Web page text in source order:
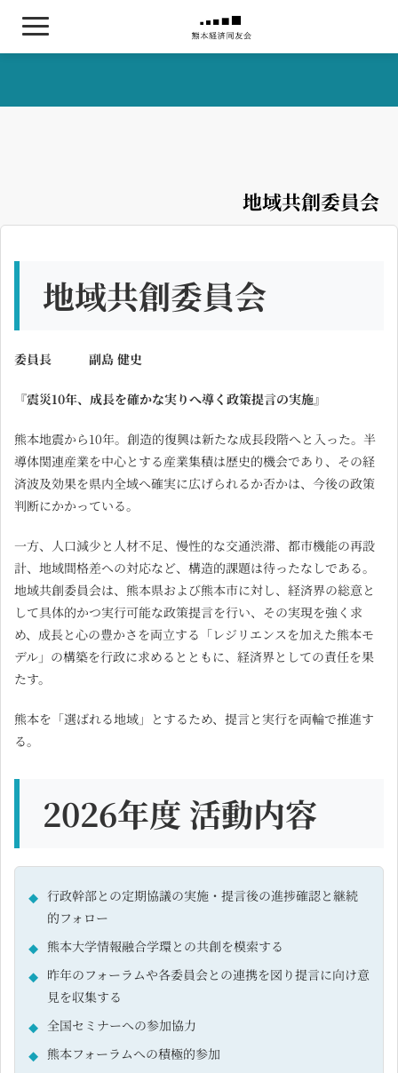
地域共創委員会
地域共創委員会
委員長 副島 健史
『震災10年、成長を確かな実りへ導く政策提言の実施』
熊本地震から10年。創造的復興は新たな成長段階へと入った。半
導体関連産業を中心とする産業集積は歴史的機会であり、その経
済波及効果を県内全域へ確実に広げられるか否かは、今後の政策
判断にかかっている。
一方、人口減少と人材不足、慢性的な交通渋滞、都市機能の再設
計、地域間格差への対応など、構造的課題は待ったなしである。
地域共創委員会は、熊本県および熊本市に対し、経済界の総意と
して具体的かつ実行可能な政策提言を行い、その実現を強く求
め、成長と心の豊かさを両立する「レジリエンスを加えた熊本モ
デル」の構築を行政に求めるとともに、経済界としての責任を果
たす。
熊本を「選ばれる地域」とするため、提言と実行を両輪で推進す
る。
2026年度 活動内容
行政幹部との定期協議の実施・提言後の進捗確認と継続
的フォロー
熊本大学情報融合学環との共創を模索する
昨年のフォーラムや各委員会との連携を図り提言に向け意
見を収集する
全国セミナーへの参加協力
熊本フォーラムへの積極的参加
入会・交代希望の方はこちら